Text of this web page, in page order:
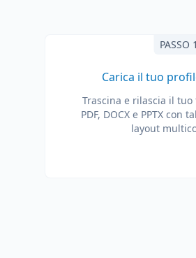
PASSO 1
Carica il tuo
Trascina e rilascia il
PDF, DOCX e PPTX con
layout